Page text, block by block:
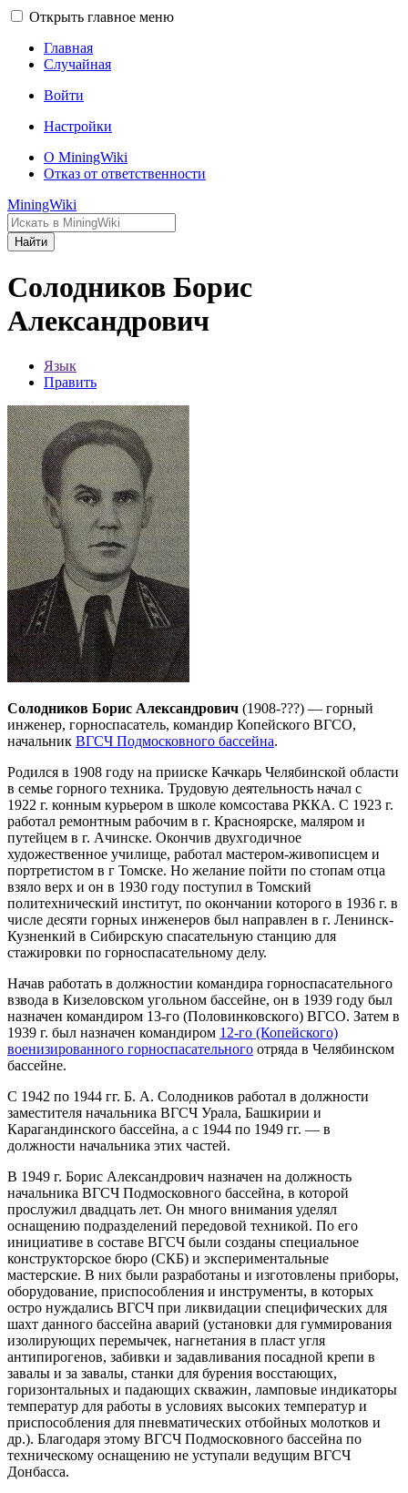
Открыть главное меню
Главная
Случайная
Войти
Настройки
О MiningWiki
Отказ от ответственности
MiningWiki
Найти
Солодников Борис
Александрович
Язык
Править
Солодников Борис Александрович (1908-???) — горный
инженер, горноспасатель, командир Копейского ВГСО,
начальник ВГСЧ Подмосковного бассейна.
Родился в 1908 году на прииске Качкарь Челябинской области
в семье горного техника. Трудовую деятельность начал с
1922 г. конным курьером в школе комсостава РККА. С 1923 г.
работал ремонтным рабочим в г. Красноярске, маляром и
путейцем в г. Ачинске. Окончив двухгодичное
художественное училище, работал мастером-живописцем и
портретистом в г Томске. Но желание пойти по стопам отца
взяло верх и он в 1930 году поступил в Томский
политехнический институт, по окончании которого в 1936 г. в
числе десяти горных инженеров был направлен в г. Ленинск-
Кузненкий в Сибирскую спасательную станцию для
стажировки по горноспасательному делу.
Начав работать в должностии командира горноспасательного
взвода в Кизеловском угольном бассейне, он в 1939 году был
назначен командиром 13-го (Половинковского) ВГСО. Затем в
1939 г. был назначен командиром 12-го (Копейского)
военизированного горноспасательного отряда в Челябинском
бассейне.
С 1942 по 1944 гг. Б. А. Солодников работал в должности
заместителя начальника ВГСЧ Урала, Башкирии и
Карагандинского бассейна, а с 1944 по 1949 гг. — в
должности начальника этих частей.
В 1949 г. Борис Александрович назначен на должность
начальника ВГСЧ Подмосковного бассейна, в которой
прослужил двадцать лет. Он много внимания уделял
оснащению подразделений передовой техникой. По его
инициативе в составе ВГСЧ были созданы специальное
конструкторское бюро (СКБ) и экспериментальные
мастерские. В них были разработаны и изготовлены приборы,
оборудование, приспособления и инструменты, в которых
остро нуждались ВГСЧ при ликвидации специфических для
шахт данного бассейна аварий (установки для гуммирования
изолирующих перемычек, нагнетания в пласт угля
антипирогенов, забивки и задавливания посадной крепи в
завалы и за завалы, станки для бурения восстающих,
горизонтальных и падающих скважин, ламповые индикаторы
температур для работы в условиях высоких температур и
приспособления для пневматических отбойных молотков и
др.). Благодаря этому ВГСЧ Подмосковного бассейна по
техническому оснащению не уступали ведущим ВГСЧ
Донбасса.